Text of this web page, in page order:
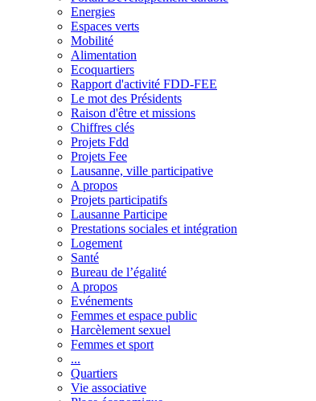
Energies
Espaces verts
Mobilité
Alimentation
Ecoquartiers
Rapport d'activité FDD-FEE
Le mot des Présidents
Raison d'être et missions
Chiffres clés
Projets Fdd
Projets Fee
Lausanne, ville participative
A propos
Projets participatifs
Lausanne Participe
Prestations sociales et intégration
Logement
Santé
Bureau de l’égalité
A propos
Evénements
Femmes et espace public
Harcèlement sexuel
Femmes et sport
...
Quartiers
Vie associative